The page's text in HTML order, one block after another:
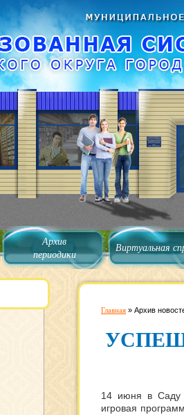
Архив
периодики
Виртуальная
Главная » Архив
14 июня в Саду
игровая